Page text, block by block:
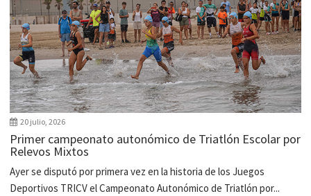
20 julio, 2026
Primer campeonato autonómico de Triatlón Escolar por
Relevos Mixtos
Ayer se disputó por primera vez en la historia de los Juegos
Deportivos TRICV el Campeonato Autonómico de Triatlón por...